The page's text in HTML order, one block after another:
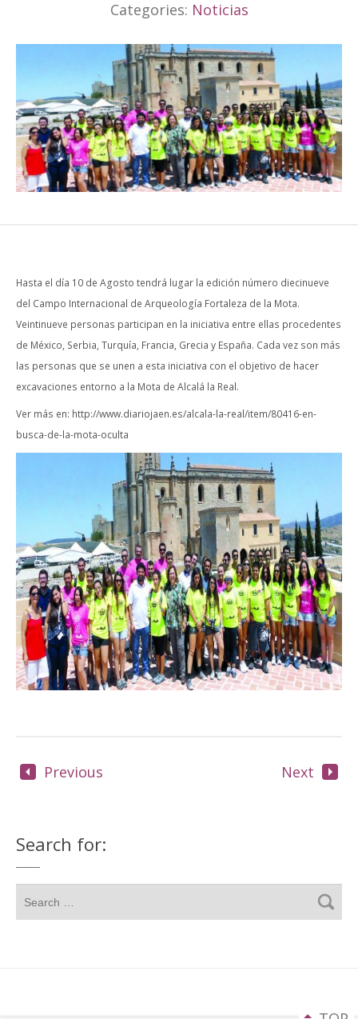
Categories: Noticias
Hasta el día 10 de Agosto tendrá lugar la edición número diecinueve
del Campo Internacional de Arqueología Fortaleza de la Mota.
Veintinueve personas participan en la iniciativa entre ellas procedentes
de México, Serbia, Turquía, Francia, Grecia y España. Cada vez son más
las personas que se unen a esta iniciativa con el objetivo de hacer
excavaciones entorno a la Mota de Alcalá la Real.
Ver más en: http://www.diariojaen.es/alcala-la-real/item/80416-en-
busca-de-la-mota-oculta
Previous Next
Search for: